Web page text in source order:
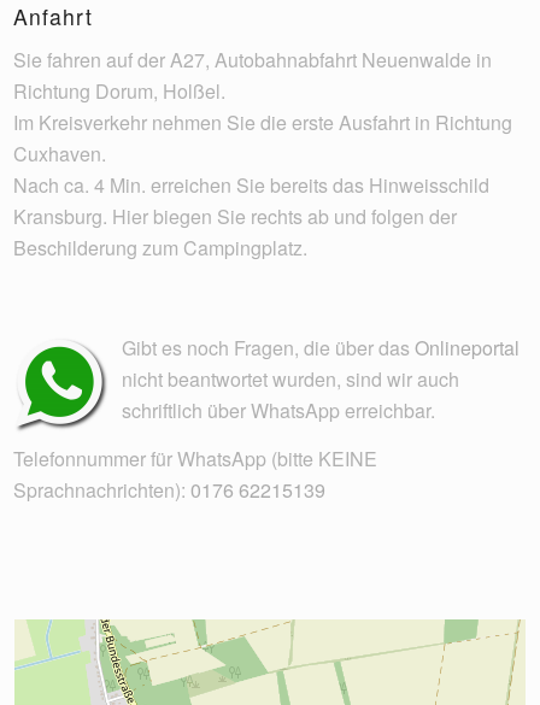
Anfahrt
Sie fahren auf der A27, Autobahnabfahrt Neuenwalde in
Richtung Dorum, Holßel.
Im Kreisverkehr nehmen Sie die erste Ausfahrt in Richtung
Cuxhaven.
Nach ca. 4 Min. erreichen Sie bereits das Hinweisschild
Kransburg. Hier biegen Sie rechts ab und folgen der
Beschilderung zum Campingplatz.
Gibt es noch Fragen, die über dasOnlineportal
nicht beantwortet wurden, sind wir auch
schriftlich über WhatsApp erreichbar.
Telefonnummer für WhatsApp (bitte KEINE
Sprachnachrichten): 0176 62215139